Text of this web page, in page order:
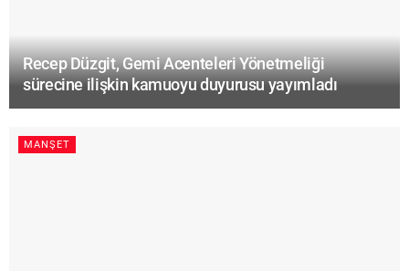
Recep Düzgit, Gemi Acenteleri Yönetmeliği
sürecine ilişkin kamuoyu duyurusu yayımladı
MANŞET